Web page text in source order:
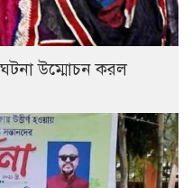
উম্মোচন করল